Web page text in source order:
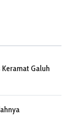
Galuh